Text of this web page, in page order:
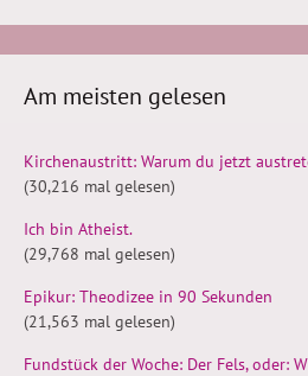
Am meisten gelesen
Kirchenaustritt: Warum du jetzt
(30,216 mal gelesen)
Ich bin Atheist.
(29,768 mal gelesen)
Epikur: Theodizee in 90 Sekunden
(21,563 mal gelesen)
Fundstück der Woche: Der Fels, oder: